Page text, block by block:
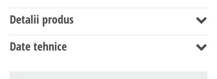
Detalii produs
Date tehnice